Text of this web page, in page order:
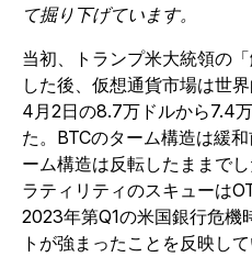
て掘り下げています。
当初、トランプ米大統領の
した後、仮想通貨市場は世
4月2日の8.7万ドルから7.4
た。BTCのターム構造は緩
ーム構造は反転したままで
ラティリティのスキューは
2023年第Q1の米国銀行危機
トが強まったことを反映し